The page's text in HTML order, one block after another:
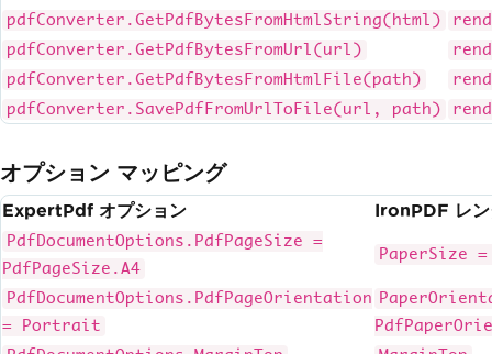
pdfConverter.GetPdfBytesFromHtmlString(html)
pdfConverter.GetPdfBytesFromUrl(url)
pdfConverter.GetPdfBytesFromHtmlFile(path)
pdfConverter.SavePdfFromUrlToFile(url, path)
オプション マッピング
ExpertPdf オプション IronPDF レン
PdfDocumentOptions.PdfPageSize =
PdfPageSize.A4
PaperSize
PdfDocumentOptions.PdfPageOrientation
= Portrait